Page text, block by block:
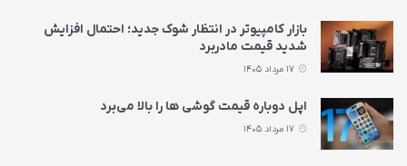
بازار کامپیوتر در انتظار شوک جدید؛ احتمال افزایش
شدید قیمت مادربرد
اپل دوباره قیمت‌ گوشی ها را بالا می‌برد